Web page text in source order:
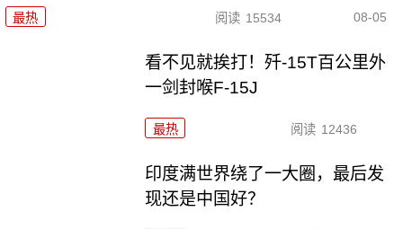
最热 阅读 15534 08-05
看不见就挨打！歼-15T百公里外
一剑封喉F-15J
最热 阅读 12436
印度满世界绕了一大圈，最后发
现还是中国好？